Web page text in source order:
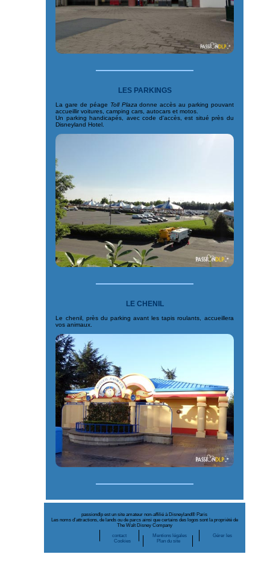
LES PARKINGS
La gare de péage Toll Plaza donne accès au parking pouvant
accueillir voitures, camping cars, autocars et motos.
Un parking handicapés, avec code d'accès, est situé près du
Disneyland Hotel.
LE CHENIL
Le chenil, près du parking avant les tapis roulants, accueillera
vos animaux.
passiondlp est un site amateur non-affilié à Disneyland® Paris
Les noms d’attractions, de lands ou de parcs ainsi que certains des logos sont la propriété de
The Walt Disney Company
contact
Mentions légales
Gérer les
Cookies
Plan du site